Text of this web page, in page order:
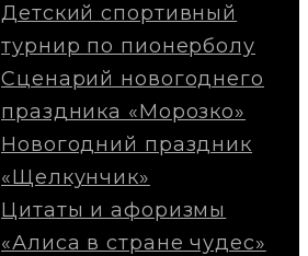
Детский спортивный
турнир по пионерболу
Сценарий новогоднего
праздника «Морозко»
Новогодний праздник
«Щелкунчик»
Цитаты и афоризмы
«Алиса в стране чудес»